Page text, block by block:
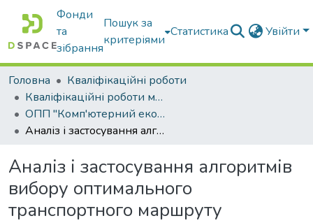
Фонди
та
зібрання
Пошук за
критеріями
Статистика Увійти
Головна
Кваліфікаційні роботи
Кваліфікаційні роботи магістрів
ОПП "Комп'ютерний еколого-економічний моніторинг"
Аналіз і застосування алгоритмів вибору оптимального транспортного маршруту
Аналіз і застосування алгоритмів
вибору оптимального
транспортного маршруту